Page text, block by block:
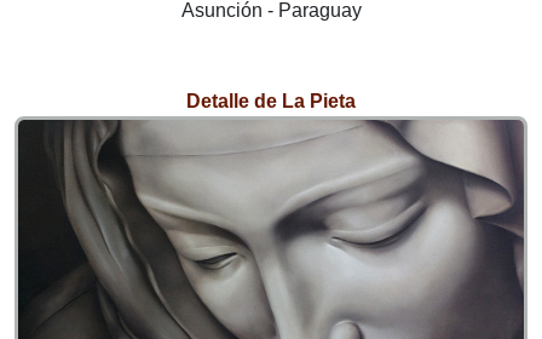
Asunción - Paraguay
Detalle de La Pieta